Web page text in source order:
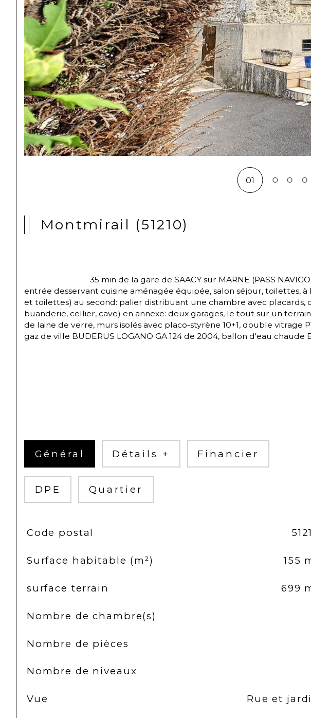
01
Montmirail (51210)
                                35 min de la gare de SAACY sur MARNE (PASS NAVIGO) 40 min de l'autoroute A4, Maison de ville avec toutes commodités à pied comprenant:
entrée desservant cuisine aménagée équipée, salon séjour, toilettes,
et toilettes) au second: palier distribuant une chambre avec placards,
buanderie, cellier, cave) en annexe: deux garages, le tout sur un
de laine de verre, murs isolés avec placo-styrène 10+1, double
gaz de ville BUDERUS LOGANO GA 124 de 2004, ballon d'eau chaude
Général Détails + Financier
DPE Quartier
TRAD_SIROCCO_Caracteristique
Code postal
Surface habitable (m²) 155
surface terrain 699
Nombre de chambre(s)
Nombre de pièces
Nombre de niveaux
Vue Rue et